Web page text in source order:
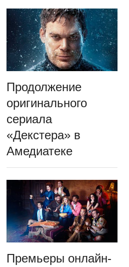
Продолжение
оригинального
сериала
«Декстера» в
Амедиатеке
Премьеры онлайн-